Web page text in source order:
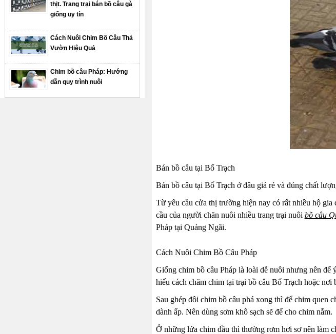
Bán bồ câu tại Bố Trạch
Bán bồ câu tại Bố Trạch ở đâu giá rẻ và đúng chất
Từ yêu cầu cửa thị trường hiện nay có rất nhiều hộ
cầu của người chăn nuôi nhiều trang trại nuôi bồ câu
Pháp tại Quảng Ngãi.
Cách Nuôi Chim Bồ Câu Pháp
Giống chim bồ câu Pháp là loài dễ nuôi nhưng nên
hiểu cách chăm chim tại trại bồ câu Bố Trạch hoặc nơi
Sau ghép đôi chim bồ câu phá xong thì để chim quen
dành ấp. Nên dùng sơm khô sạch sẽ để cho chim nằm.
Ở những lứa chim đầu thì thường rơm hơi sơ nên làm
thịt. Trang trại bán bồ câu gà
giống uy tín
Cách Nuôi Chim Bồ Câu Thả
Vườn Hiệu Quả
Chim bồ câu Pháp: Hướng
dẫn quy trình nuôi